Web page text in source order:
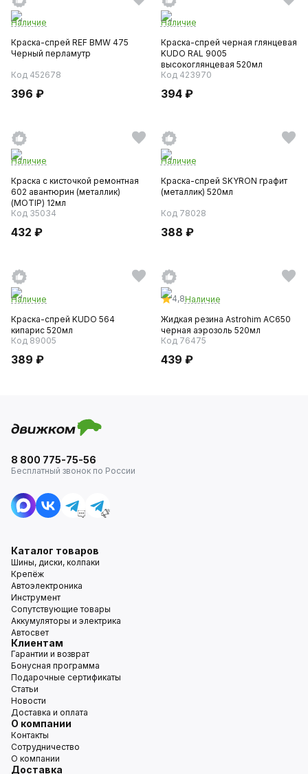
Наличие
Краска-спрей REF BMW 475
Черный перламутр
Код 452678
396 ₽
Наличие
Краска-спрей черная глянцевая
KUDO RAL 9005
высокоглянцевая 520мл
Код 423970
394 ₽
Наличие
Краска с кисточкой ремонтная
602 авантюрин (металлик)
(MOTIP) 12мл
Код 35034
432 ₽
Наличие
Краска-спрей SKYRON графит
(металлик) 520мл
Код 78028
388 ₽
Наличие
Краска-спрей KUDO 564
кипарис 520мл
Код 89005
389 ₽
4,8Наличие
Жидкая резина Astrohim AC650
черная аэрозоль 520мл
Код 76475
439 ₽
8 800 775-75-56
Бесплатный звонок по России
Каталог товаров
Шины, диски, колпаки
Крепёж
Автоэлектроника
Инструмент
Сопутствующие товары
Аккумуляторы и электрика
Автосвет
Клиентам
Гарантии и возврат
Бонусная программа
Подарочные сертификаты
Статьи
Новости
Доставка и оплата
О компании
Контакты
Сотрудничество
О компании
Доставка